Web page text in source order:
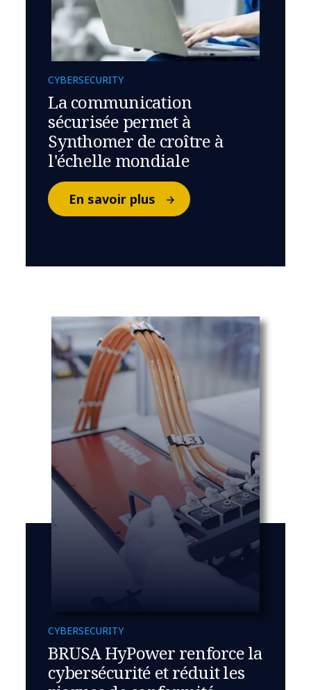
CYBERSECURITY
La communication
sécurisée permet à
Synthomer de croître à
l'échelle mondiale
En savoir plus
CYBERSECURITY
BRUSA HyPower renforce la
cybersécurité et réduit les